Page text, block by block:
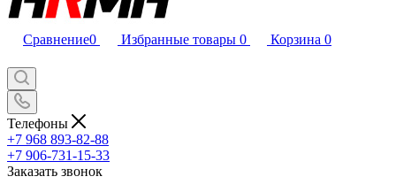
Сравнение0 Избранные товары 0 Корзина 0
Телефоны
+7 968 893-82-88
+7 906-731-15-33
Заказать звонок